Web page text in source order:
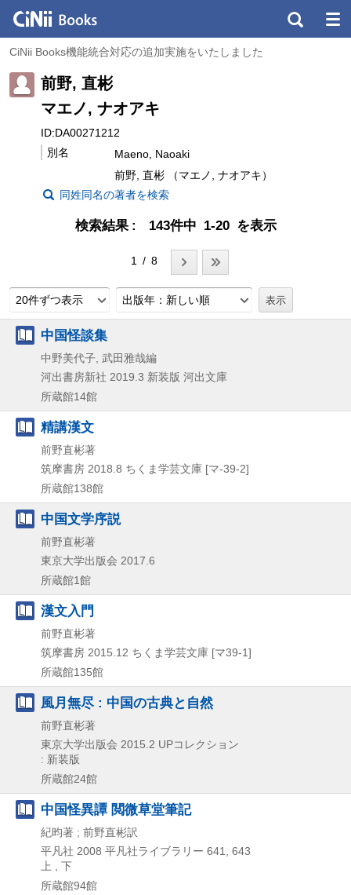
CiNii Books機能統合対応の追加実施をいたしました
前野, 直彬
マエノ, ナオアキ
ID:DA00271212
別名
Maeno, Naoaki
前野, 直彬 （マエノ, ナオアキ）
同姓同名の著者を検索
検索結果 143件中 1-20 を表示
1 / 8
20件ずつ表示 出版年：新しい順
中国怪談集
中野美代子, 武田雅哉編
河出書房新社 2019.3 新装版 河出文庫
所蔵館14館
精講漢文
前野直彬著
筑摩書房 2018.8 ちくま学芸文庫 [マ-39-2]
所蔵館138館
中国文学序説
前野直彬著
東京大学出版会 2017.6
所蔵館1館
漢文入門
前野直彬著
筑摩書房 2015.12 ちくま学芸文庫 [マ39-1]
所蔵館135館
風月無尽 : 中国の古典と自然
前野直彬著
東京大学出版会 2015.2 UPコレクション
: 新装版
所蔵館24館
中国怪異譚 閲微草堂筆記
紀昀著 ; 前野直彬訳
平凡社 2008 平凡社ライブラリー 641,
643
上 , 下
所蔵館94館